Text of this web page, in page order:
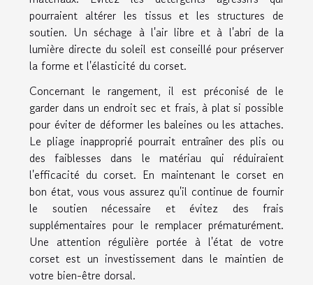
pourraient altérer les tissus et les structures de
soutien. Un séchage à l'air libre et à l'abri de la
lumière directe du soleil est conseillé pour préserver
la forme et l'élasticité du corset.
Concernant le rangement, il est préconisé de le
garder dans un endroit sec et frais, à plat si possible
pour éviter de déformer les baleines ou les attaches.
Le pliage inapproprié pourrait entraîner des plis ou
des faiblesses dans le matériau qui réduiraient
l'efficacité du corset. En maintenant le corset en
bon état, vous vous assurez qu'il continue de fournir
le soutien nécessaire et évitez des frais
supplémentaires pour le remplacer prématurément.
Une attention régulière portée à l'état de votre
corset est un investissement dans le maintien de
votre bien-être dorsal.